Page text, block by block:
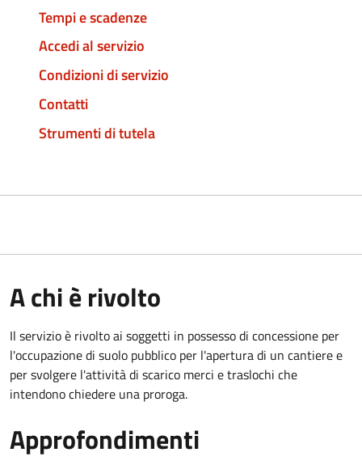
Tempi e scadenze
Accedi al servizio
Condizioni di servizio
Contatti
Strumenti di tutela
A chi è rivolto
Il servizio è rivolto ai soggetti in possesso di concessione per
l'occupazione di suolo pubblico per l'apertura di un cantiere e
per svolgere l'attività di scarico merci e traslochi che
intendono chiedere una proroga.
Approfondimenti